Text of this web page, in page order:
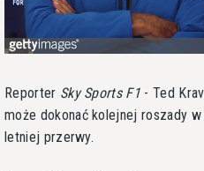
Reporter Sky Sports F1 - Ted
może dokonać kolejnej roszady
letniej przerwy.